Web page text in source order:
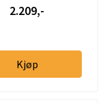
2.209,-
Kjøp